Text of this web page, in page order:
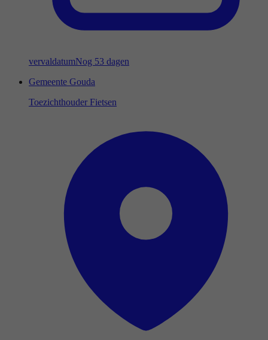
vervaldatumNog 53 dagen
Gemeente Gouda
Toezichthouder Fietsen